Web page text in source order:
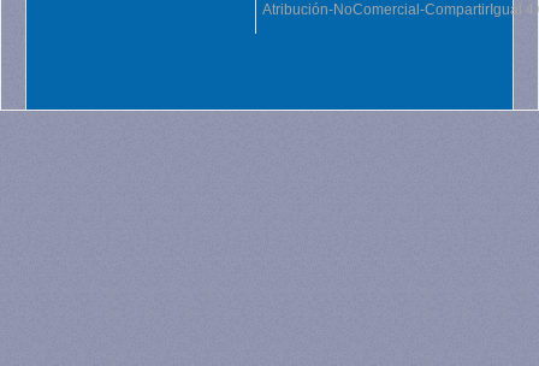
Atribución-NoComercial-CompartirIgual